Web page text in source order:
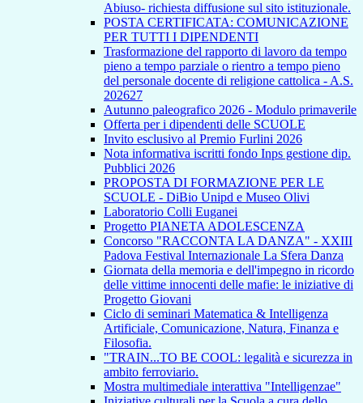
Abiuso- richiesta diffusione sul sito istituzionale.
POSTA CERTIFICATA: COMUNICAZIONE
PER TUTTI I DIPENDENTI
Trasformazione del rapporto di lavoro da tempo
pieno a tempo parziale o rientro a tempo pieno
del personale docente di religione cattolica - A.S.
202627
Autunno paleografico 2026 - Modulo primaverile
Offerta per i dipendenti delle SCUOLE
Invito esclusivo al Premio Furlini 2026
Nota informativa iscritti fondo Inps gestione dip.
Pubblici 2026
PROPOSTA DI FORMAZIONE PER LE
SCUOLE - DiBio Unipd e Museo Olivi
Laboratorio Colli Euganei
Progetto PIANETA ADOLESCENZA
Concorso "RACCONTA LA DANZA" - XXIII
Padova Festival Internazionale La Sfera Danza
Giornata della memoria e dell'impegno in ricordo
delle vittime innocenti delle mafie: le iniziative di
Progetto Giovani
Ciclo di seminari Matematica & Intelligenza
Artificiale, Comunicazione, Natura, Finanza e
Filosofia.
"TRAIN...TO BE COOL: legalità e sicurezza in
ambito ferroviario.
Mostra multimediale interattiva "Intelligenzae"